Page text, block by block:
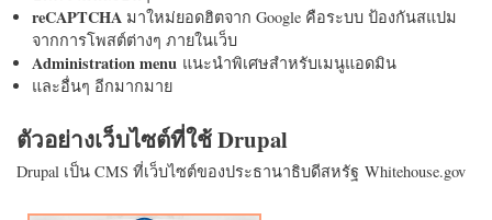
reCAPTCHA มาใหม่ยอดฮิตจาก Google คือระบบ ป้องกันสแปม
จากการโพสต์ต่างๆ ภายในเว็บ
Administration menu แนะนำพิเศษสำหรับเมนูแอดมิน
และอื่นๆ อีกมากมาย
ตัวอย่างเว็บไซต์ที่ใช้ Drupal
Drupal เป็น CMS ที่เว็บไซต์ของประธานาธิบดีสหรัฐ Whitehouse.gov